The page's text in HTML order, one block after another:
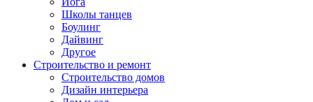
Школы танцев
Боулинг
Дайвинг
Другое
Строительство и ремонт
Строительство домов
Дизайн интерьера